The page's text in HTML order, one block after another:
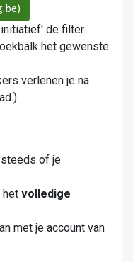
de filter
het gewenste
verlenen je na
of je
het volledige
met je account van